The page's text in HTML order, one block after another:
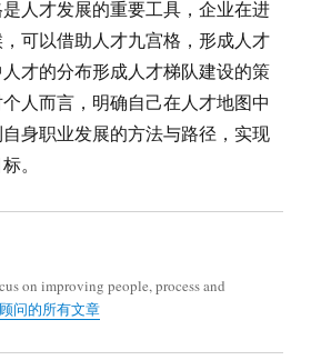
人才发展的重要工具，企业在进
可以借助人才九宫格，形成人才
才的分布形成人才梯队建设的策
人而言，明确自己在人才地图中
身职业发展的方法与路径，实现
。
on improving people, process and
问的所有文章